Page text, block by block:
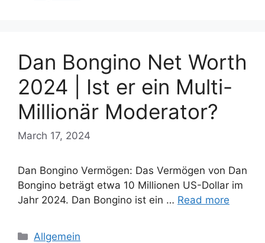
Dan Bongino Net Worth
2024 | Ist er ein Multi-
Millionär Moderator?
March 17, 2024
Dan Bongino Vermögen: Das Vermögen von Dan
Bongino beträgt etwa 10 Millionen US-Dollar im
Jahr 2024. Dan Bongino ist ein … Read more
Categories
Allgemein